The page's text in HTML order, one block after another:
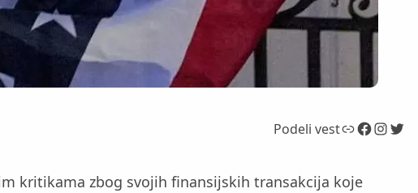
Podeli vestLink Facebook InstagramTwitter
kritikama zbog svojih finansijskih transakcija koje